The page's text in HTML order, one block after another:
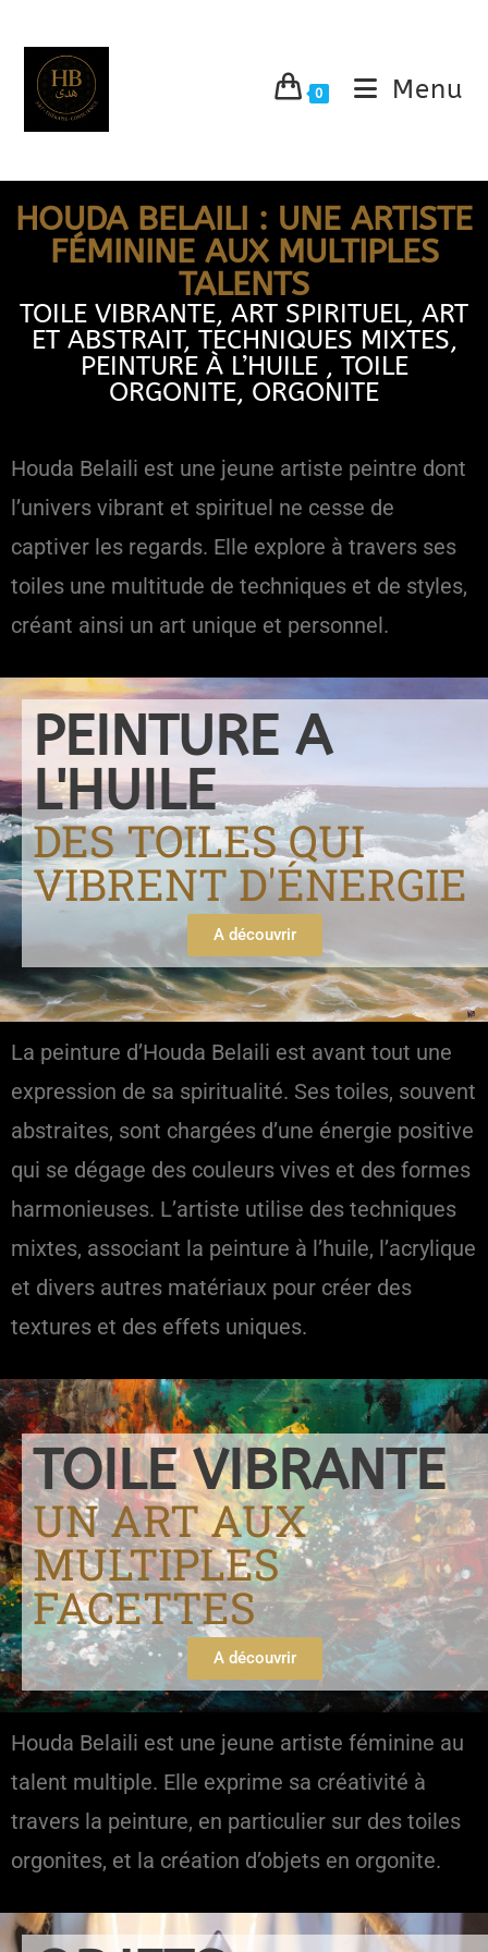
0 Menu
HOUDA BELAILI : UNE ARTISTE
FÉMININE AUX MULTIPLES
TALENTS
TOILE VIBRANTE, ART SPIRITUEL, ART
ET ABSTRAIT, TECHNIQUES MIXTES,
PEINTURE À L’HUILE , TOILE
ORGONITE, ORGONITE
Houda Belaili est une jeune artiste peintre dont
l’univers vibrant et spirituel ne cesse de
captiver les regards. Elle explore à travers ses
toiles une multitude de techniques et de styles,
créant ainsi un art unique et personnel.
PEINTURE A
L'HUILE
DES TOILES QUI
VIBRENT D'ÉNERGIE
A découvrir
La peinture d’Houda Belaili est avant tout une
expression de sa spiritualité. Ses toiles, souvent
abstraites, sont chargées d’une énergie positive
qui se dégage des couleurs vives et des formes
harmonieuses. L’artiste utilise des techniques
mixtes, associant la peinture à l’huile, l’acrylique
et divers autres matériaux pour créer des
textures et des effets uniques.
TOILE VIBRANTE
UN ART AUX
MULTIPLES
FACETTES
A découvrir
Houda Belaili est une jeune artiste féminine au
talent multiple. Elle exprime sa créativité à
travers la peinture, en particulier sur des toiles
orgonites, et la création d’objets en orgonite.